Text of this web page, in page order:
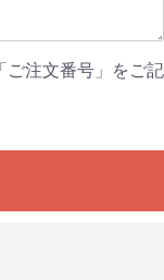
ご注文番号」をご記